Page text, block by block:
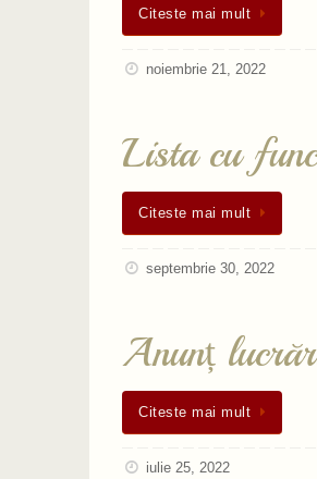
Citeste mai mult
noiembrie 21, 2022
Lista cu
Citeste mai mult
septembrie 30, 2022
Anunț
Citeste mai mult
iulie 25, 2022